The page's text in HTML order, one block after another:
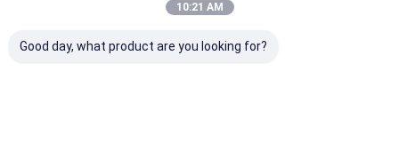
10:21 AM
Good day, what product are you looking for?